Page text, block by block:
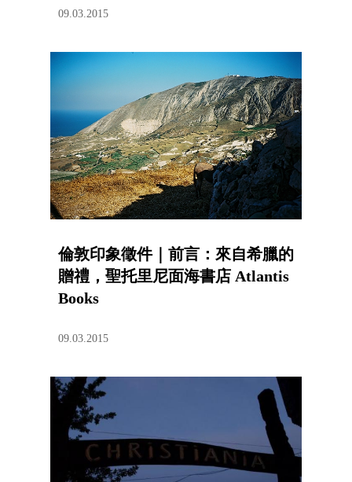
09.03.2015
倫敦印象徵件｜前言：來自希臘的
贈禮，聖托里尼面海書店 Atlantis
Books
09.03.2015